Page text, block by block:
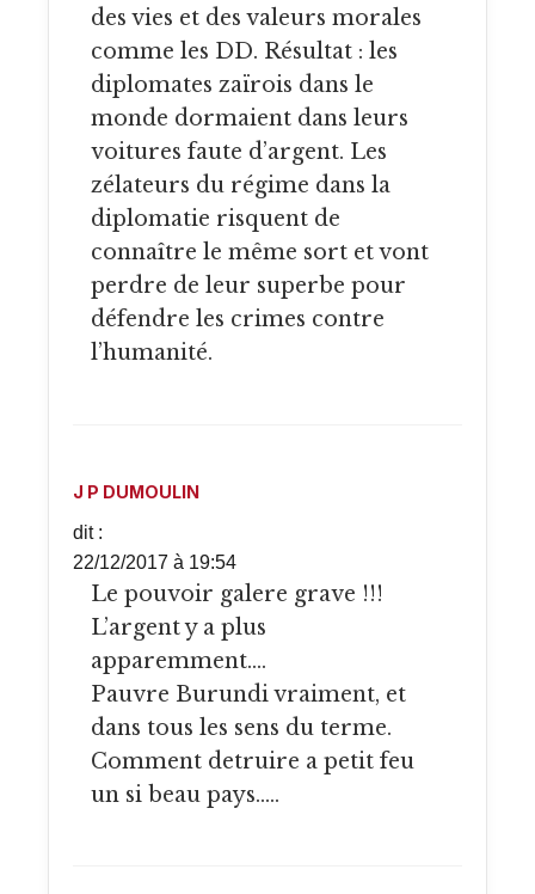
des vies et des valeurs morales
comme les DD. Résultat : les
diplomates zaïrois dans le
monde dormaient dans leurs
voitures faute d’argent. Les
zélateurs du régime dans la
diplomatie risquent de
connaître le même sort et vont
perdre de leur superbe pour
défendre les crimes contre
l’humanité.
J P DUMOULIN
dit :
22/12/2017 à 19:54
Le pouvoir galere grave !!!
L’argent y a plus
apparemment….
Pauvre Burundi vraiment, et
dans tous les sens du terme.
Comment detruire a petit feu
un si beau pays…..